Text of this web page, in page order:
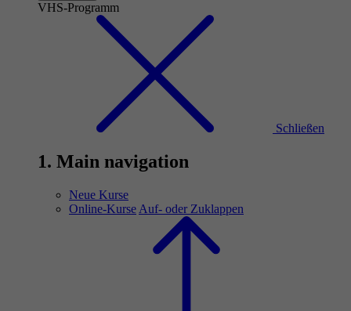
VHS-Programm
Schließen
1. Main navigation
Neue Kurse
Online-Kurse Auf- oder Zuklappen